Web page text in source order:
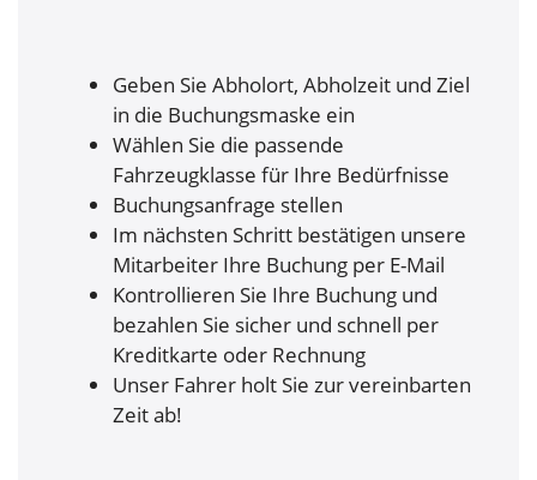
Geben Sie Abholort, Abholzeit und Ziel
in die Buchungsmaske ein
Wählen Sie die passende
Fahrzeugklasse für Ihre Bedürfnisse
Buchungsanfrage stellen
Im nächsten Schritt bestätigen unsere
Mitarbeiter Ihre Buchung per E-Mail
Kontrollieren Sie Ihre Buchung und
bezahlen Sie sicher und schnell per
Kreditkarte oder Rechnung
Unser Fahrer holt Sie zur vereinbarten
Zeit ab!